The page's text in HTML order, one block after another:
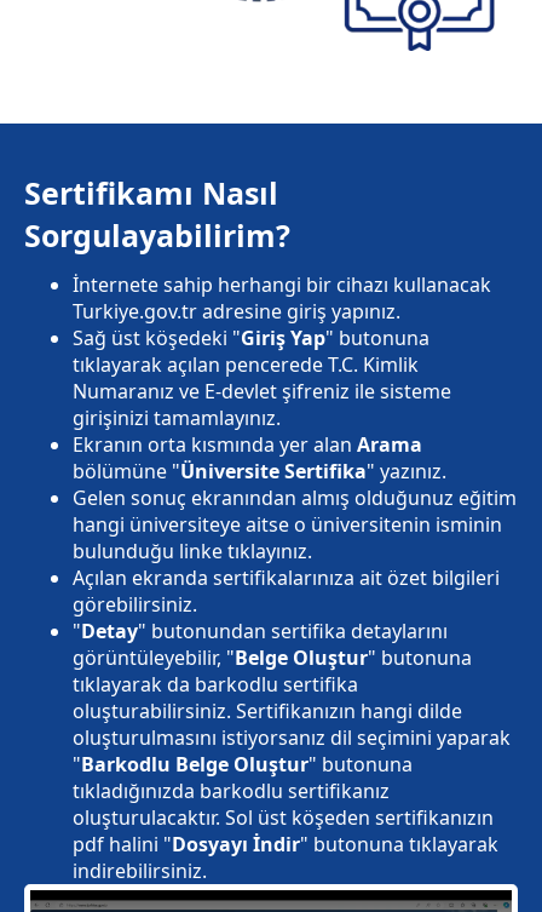
Sertifikamı Nasıl
Sorgulayabilirim?
İnternete sahip herhangi bir cihazı kullanacak
Turkiye.gov.tr adresine giriş yapınız.
Sağ üst köşedeki "Giriş Yap" butonuna
tıklayarak açılan pencerede T.C. Kimlik
Numaranız ve E-devlet şifreniz ile sisteme
girişinizi tamamlayınız.
Ekranın orta kısmında yer alan Arama
bölümüne "Üniversite Sertifika" yazınız.
Gelen sonuç ekranından almış olduğunuz eğitim
hangi üniversiteye aitse o üniversitenin isminin
bulunduğu linke tıklayınız.
Açılan ekranda sertifikalarınıza ait özet bilgileri
görebilirsiniz.
"Detay" butonundan sertifika detaylarını
görüntüleyebilir, "Belge Oluştur" butonuna
tıklayarak da barkodlu sertifika
oluşturabilirsiniz. Sertifikanızın hangi dilde
oluşturulmasını istiyorsanız dil seçimini yaparak
"Barkodlu Belge Oluştur" butonuna
tıkladığınızda barkodlu sertifikanız
oluşturulacaktır. Sol üst köşeden sertifikanızın
pdf halini "Dosyayı İndir" butonuna tıklayarak
indirebilirsiniz.